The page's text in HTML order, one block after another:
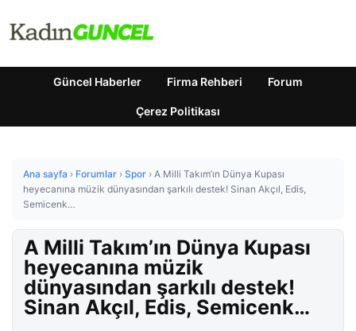
Güncel Haberler Firma Rehberi Forum
Çerez Politikası
Ana sayfa › Forumlar › Spor › A Milli Takım’ın Dünya Kupası
heyecanına müzik dünyasından şarkılı destek! Sinan Akçıl, Edis,
Semicenk…
A Milli Takım’ın Dünya Kupası
heyecanına müzik
dünyasından şarkılı destek!
Sinan Akçıl, Edis, Semicenk…